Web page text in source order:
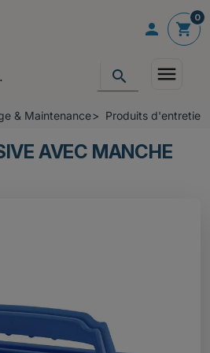
 shopping_cart
0
search menu
& Maintenance Produits
AVEC MANCHE